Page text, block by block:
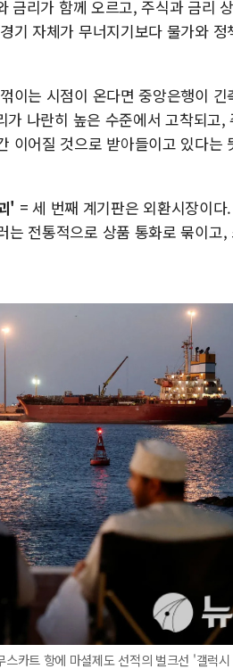
금리가 함께 오르고, 주식과 금리
기 자체가 무너지기보다 물가와 정
이는 시점이 온다면 중앙은행이 긴
나란히 높은 수준에서 고착되고,
이어질 것으로 받아들이고 있다는
' = 세 번째 계기판은 외환시장이
전통적으로 상품 통화로 묶이고
카트 항에 마셜제도 선적의 벌크선 '갤럭